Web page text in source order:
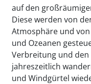
auf den
Diese werden von
Atmosphäre und
und Ozeanen
Verbreitung und
jahreszeitlich
und Windgürtel